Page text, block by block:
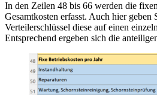
In den Zeilen 48 bis 66 werden die
Gesamtkosten erfasst. Auch hier geben
Verteilerschlüssel diese auf einen
Entsprechend ergeben sich die